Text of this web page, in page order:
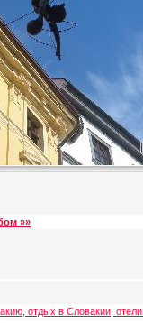
»»
отдых в Словакии,